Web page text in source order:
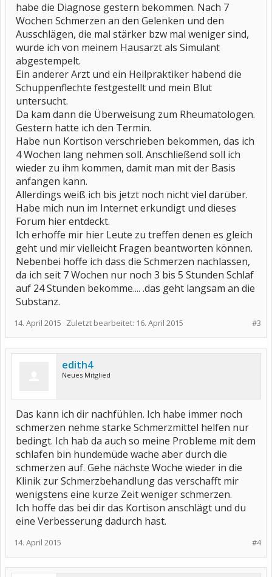
habe die Diagnose gestern bekommen. Nach 7
Wochen Schmerzen an den Gelenken und den
Ausschlägen, die mal stärker bzw mal weniger sind,
wurde ich von meinem Hausarzt als Simulant
abgestempelt.
Ein anderer Arzt und ein Heilpraktiker habend die
Schuppenflechte festgestellt und mein Blut
untersucht.
Da kam dann die Überweisung zum Rheumatologen.
Gestern hatte ich den Termin.
Habe nun Kortison verschrieben bekommen, das ich
4 Wochen lang nehmen soll. Anschließend soll ich
wieder zu ihm kommen, damit man mit der Basis
anfangen kann.
Allerdings weiß ich bis jetzt noch nicht viel darüber.
Habe mich nun im Internet erkundigt und dieses
Forum hier entdeckt.
Ich erhoffe mir hier Leute zu treffen denen es gleich
geht und mir vielleicht Fragen beantworten können.
Nebenbei hoffe ich dass die Schmerzen nachlassen,
da ich seit 7 Wochen nur noch 3 bis 5 Stunden Schlaf
auf 24 Stunden bekomme.... .das geht langsam an die
Substanz.
#3
14. April 2015 Zuletzt bearbeitet: 16. April 2015
edith4
Neues Mitglied
Das kann ich dir nachfühlen. Ich habe immer noch
schmerzen nehme starke Schmerzmittel helfen nur
bedingt. Ich hab da auch so meine Probleme mit dem
schlafen bin hundemüde wache aber durch die
schmerzen auf. Gehe nächste Woche wieder in die
Klinik zur Schmerzbehandlung das verschafft mir
wenigstens eine kurze Zeit weniger schmerzen.
Ich hoffe das bei dir das Kortison anschlägt und du
eine Verbesserung dadurch hast.
#4
14. April 2015